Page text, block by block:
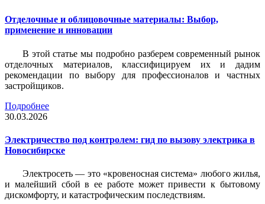
Отделочные и облицовочные материалы: Выбор,
применение и инновации
В этой статье мы подробно разберем современный рынок
отделочных материалов, классифицируем их и дадим
рекомендации по выбору для профессионалов и частных
застройщиков.
Подробнее
30.03.2026
Электричество под контролем: гид по вызову электрика в
Новосибирске
Электросеть — это «кровеносная система» любого жилья,
и малейший сбой в ее работе может привести к бытовому
дискомфорту, и катастрофическим последствиям.